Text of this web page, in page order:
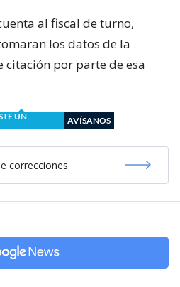
al fiscal de turno,
los datos de la
citación por parte de esa
UN
AVÍSANOS
correcciones